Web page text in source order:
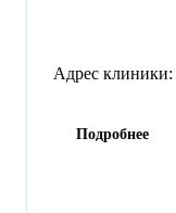
Адрес клиники:
Подробнее